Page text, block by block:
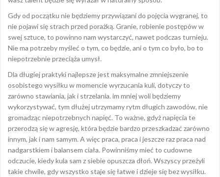
Gdy od początku nie będziemy przywiązani do pojęcia wygranej, to
nie pojawi się strach przed porażką. Granie, robienie postępów w
swej sztuce, to powinno nam wystarczyć, nawet podczas turnieju.
Nie ma potrzeby myśleć o tym, co będzie, ani o tym co było, bo to
niepotrzebnie przeciąża umysł.
Dla długiej praktyki najlepsze jest maksymalne zmniejszenie
osobistego wysiłku w momencie wyrzucania kuli, dotyczy to
zarówno stawiania, jak i strzelania. im mniej woli będziemy
wykorzystywać, tym dłużej utrzymamy rytm długich zawodów, nie
gromadząc niepotrzebnych napięć. To ważne, gdyż napięcia te
przerodzą się w agresję, która będzie bardzo przeszkadzać zarówno
innym, jak i nam samym. A więc praca, praca i jeszcze raz praca nad
nadgarstkiem i balansem ciała. Powinniśmy mieć to cudowne
odczucie, kiedy kula sam z siebie opuszcza dłoń. Wszyscy przeżyli
takie chwile, gdy wszystko staje się łatwe i dzieje się bez wysiłku.